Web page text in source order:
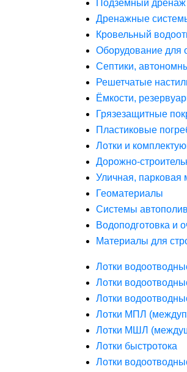
Подземный дренаж
Дренажные
Кровельный
Оборудование для
Септики,
Решетчатые
Ёмкости,
Грязезащитные
Пластиковые
Лотки и
Дорожно-
Уличная,
Геоматериалы
Системы
Водоподготовка и
Материалы для
Лотки
Лотки
Лотки
Лотки МПЛ
Лотки МШЛ
Лотки быстротока
Лотки